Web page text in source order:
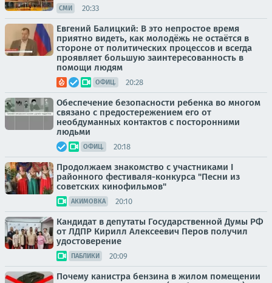
СМИ 20:33
Евгений Балицкий: В это непростое время
приятно видеть, как молодёжь не остаётся в
стороне от политических процессов и всегда
проявляет большую заинтересованность в
помощи людям
ОФИЦ. 20:28
Обеспечение безопасности ребенка во многом
связано с предостережением его от
необдуманных контактов с посторонними
людьми
ОФИЦ. 20:18
Продолжаем знакомство с участниками I
районного фестиваля-конкурса "Песни из
советских кинофильмов"
АКИМОВКА 20:10
Кандидат в депутаты Государственной Думы РФ
от ЛДПР Кирилл Алексеевич Перов получил
удостоверение
ПАБЛИКИ 20:09
Почему канистра бензина в жилом помещении